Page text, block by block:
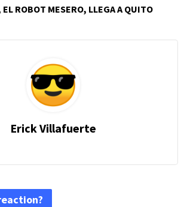
ROBOT MESERO, LLEGA A QUITO
Erick Villafuerte